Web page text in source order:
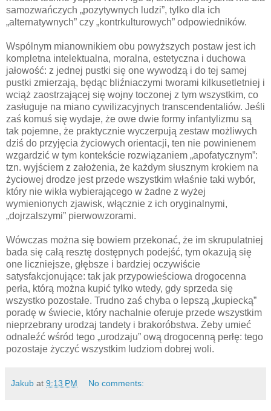
samozwańczych „pozytywnych ludzi”, tylko dla ich
„alternatywnych” czy „kontrkulturowych” odpowiedników.
Wspólnym mianownikiem obu powyższych postaw jest ich
kompletna intelektualna, moralna, estetyczna i duchowa
jałowość: z jednej pustki się one wywodzą i do tej samej
pustki zmierzają, będąc bliźniaczymi tworami kilkusetletniej i
wciąż zaostrzającej się wojny toczonej z tym wszystkim, co
zasługuje na miano cywilizacyjnych transcendentaliów. Jeśli
zaś komuś się wydaje, że owe dwie formy infantylizmu są
tak pojemne, że praktycznie wyczerpują zestaw możliwych
dziś do przyjęcia życiowych orientacji, ten nie powinienem
wzgardzić w tym kontekście rozwiązaniem „apofatycznym”:
tzn. wyjściem z założenia, że każdym słusznym krokiem na
życiowej drodze jest przede wszystkim właśnie taki wybór,
który nie wikła wybierającego w żadne z wyżej
wymienionych zjawisk, włącznie z ich oryginalnymi,
„dojrzalszymi” pierwowzorami.
Wówczas można się bowiem przekonać, że im skrupulatniej
bada się całą resztę dostępnych podejść, tym okazują się
one liczniejsze, głębsze i bardziej oczywiście
satysfakcjonujące: tak jak przypowieściowa drogocenna
perła, którą można kupić tylko wtedy, gdy sprzeda się
wszystko pozostałe. Trudno zaś chyba o lepszą „kupiecką”
poradę w świecie, który nachalnie oferuje przede wszystkim
nieprzebrany urodzaj tandety i brakoróbstwa. Żeby umieć
odnaleźć wśród tego „urodzaju” ową drogocenną perłę: tego
pozostaje życzyć wszystkim ludziom dobrej woli.
Jakub at 9:13 PM No comments: